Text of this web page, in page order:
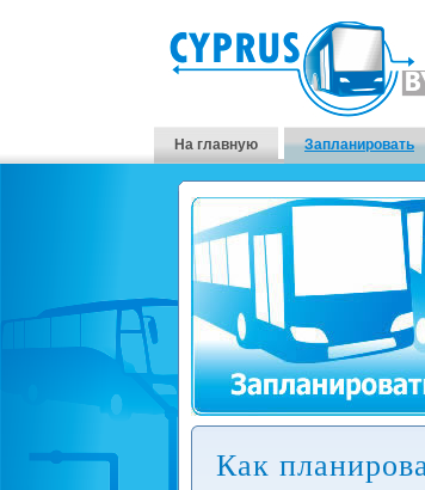
На главную Запланировать
Как